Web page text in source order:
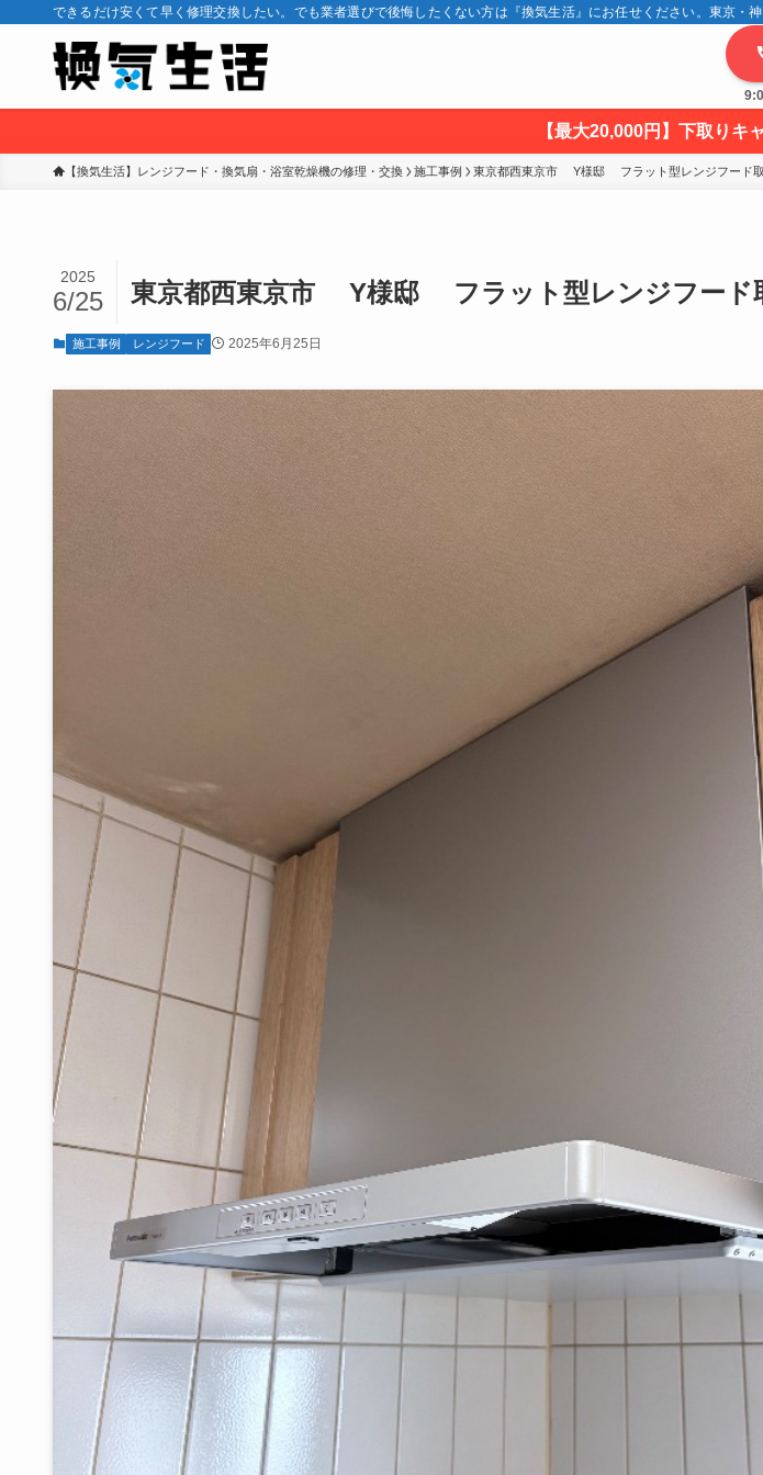
できるだけ安くて早く修理交換したい。でも業者選びで後悔したくない方は『換気生活』にお任せください。東京
【最大20,000円】下取りキ
【換気生活】レンジフード・換気扇・浴室乾燥機の修理・交換 施工事例 東京都西東京市 　Y様邸 　フラット型レンジフード
東京都西東京市 Y様邸 フラット型レンジフード
2025
6/25
施工事例 レンジフード 2025年6月25日